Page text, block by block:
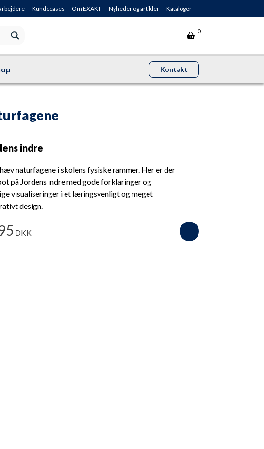
Kundecases Om EXAKT Nyheder og artikler Kataloger
0
Kontakt
indre
naturfagene i skolens fysiske rammer. Her er der
på Jordens indre med gode forklaringer og
visualiseringer i et læringsvenligt og meget
design.
DKK